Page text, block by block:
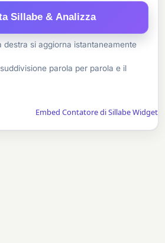
Sillabe & Analizza
si aggiorna istantaneamente
parola per parola e il
Embed Contatore di Sillabe Widget